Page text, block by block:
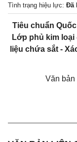
Tình trạng hiệu lực: Đã
Tiêu chuẩn Quốc
Lớp phủ kim
liệu chứa sắt -
Văn bản